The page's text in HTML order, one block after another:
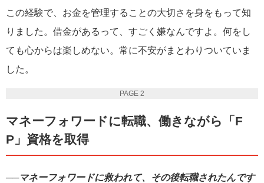
この経験で、お金を管理することの大切さを身をもって知
りました。借金があるって、すごく嫌なんですよ。何をし
ても心からは楽しめない。常に不安がまとわりついていま
した。
PAGE 2
マネーフォワードに転職、働きながら「F
P」資格を取得
──マネーフォワードに救われて、その後転職されたんです